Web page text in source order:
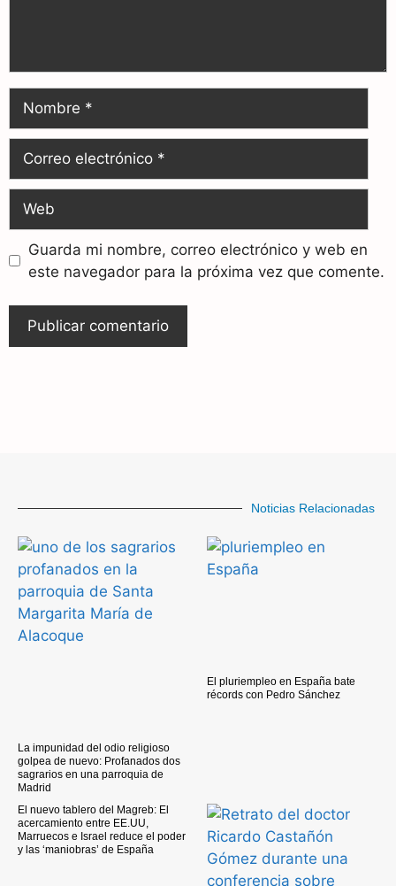
Guarda mi nombre, correo electrónico y web en
este navegador para la próxima vez que comente.
Noticias Relacionadas
La impunidad del odio religioso
golpea de nuevo: Profanados dos
sagrarios en una parroquia de
Madrid
El pluriempleo en España bate
récords con Pedro Sánchez
El nuevo tablero del Magreb: El
acercamiento entre EE.UU,
Marruecos e Israel reduce el poder
y las ‘maniobras’ de España